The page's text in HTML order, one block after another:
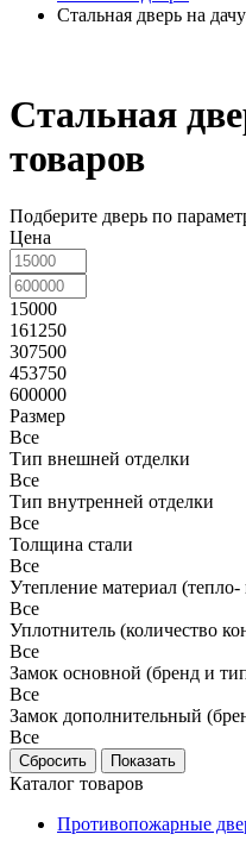
Стальная дверь на дачу
Стальная
товаров
Подберите дверь по
Цена
15000
161250
307500
453750
600000
Размер
Все
Тип внешней отделки
Все
Тип внутренней отделки
Все
Толщина стали
Все
Утепление материал
Все
Уплотнитель (количество
Все
Замок основной (бренд и
Все
Замок дополнительный
Все
Каталог товаров
Противопожарные